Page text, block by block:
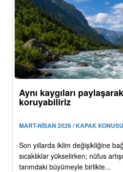
Aynı kaygıları
koruyabiliriz
MART-NİSAN 2026 / KAPAK KONUSU
Son yıllarda iklim değişikliğine
sıcaklıklar yükselirken; nüfus
tarımdaki büyümeyle birlikte...